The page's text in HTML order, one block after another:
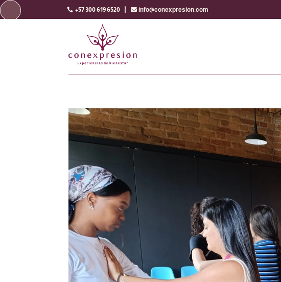
+57 300 619 6520  info@conexpresion.com